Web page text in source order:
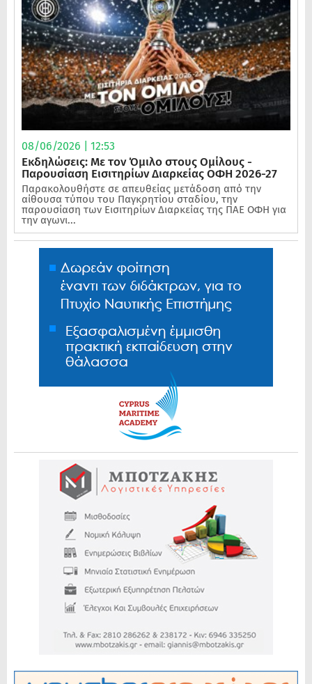
08/06/2026 | 12:53
Εκδηλώσεις: Με τον Όμιλο στους Ομίλους -
Παρουσίαση Εισιτηρίων Διαρκείας ΟΦΗ 2026-27
Παρακολουθήστε σε απευθείας μετάδοση από την
αίθουσα τύπου του Παγκρητίου σταδίου, την
παρουσίαση των Εισιτηρίων Διαρκείας της ΠΑΕ ΟΦΗ για
την αγωνι...